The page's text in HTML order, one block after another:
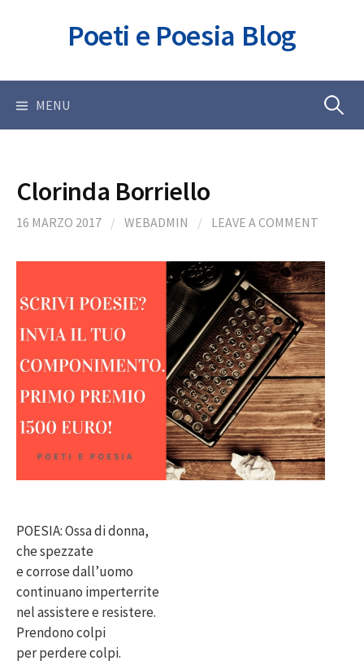
Poeti e Poesia Blog
MENU Ricerca
Clorinda Borriello
16 MARZO 2017 / WEBADMIN / LEAVE A COMMENT
POESIA: Ossa di donna,
che spezzate
e corrose dall’uomo
continuano imperterrite
nel assistere e resistere.
Prendono colpi
per perdere colpi.